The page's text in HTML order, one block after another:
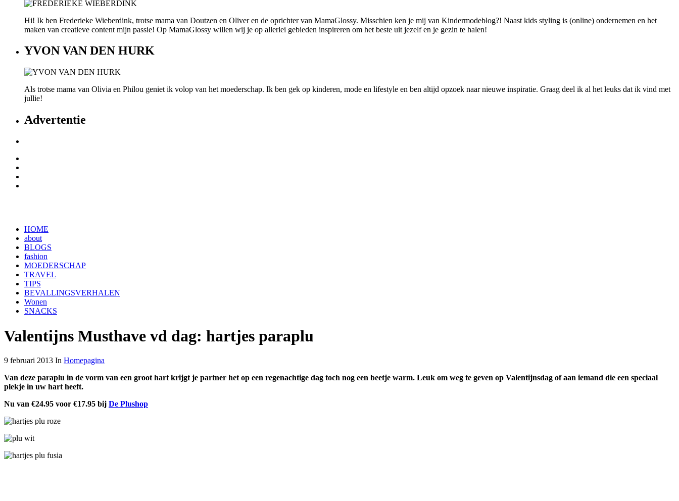
Hi! Ik ben Frederieke Wieberdink, trotse mama van Doutzen en Oliver en de oprichter van MamaGlossy. Misschien ken je mij van Kindermodeblog?! Naast kids styling is (online) ondernemen en het
maken van creatieve content mijn passie! Op MamaGlossy willen wij je op allerlei gebieden inspireren om het beste uit jezelf en je gezin te halen!
YVON VAN DEN HURK
Als trotse mama van Olivia en Philou geniet ik volop van het moederschap. Ik ben gek op kinderen, mode en lifestyle en ben altijd opzoek naar nieuwe inspiratie. Graag deel ik al het leuks dat ik vind met
jullie!
Advertentie
HOME
about
BLOGS
fashion
MOEDERSCHAP
TRAVEL
TIPS
BEVALLINGSVERHALEN
Wonen
SNACKS
Valentijns Musthave vd dag: hartjes paraplu
9 februari 2013 In Homepagina
Van deze paraplu in de vorm van een groot hart krijgt je partner het op een regenachtige dag toch nog een beetje warm. Leuk om weg te geven op Valentijnsdag of aan iemand die een speciaal
plekje in uw hart heeft.
Nu van €24.95 voor €17.95 bij De Plushop